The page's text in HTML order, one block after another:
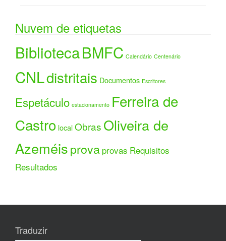
Nuvem de etiquetas
BibliotecaBMFC Calendário Centenário
CNLdistritais Documentos Escritores
Espetáculo estacionamento Ferreira de
Castro localObras Oliveira de
Azeméisprova provas Requisitos
Resultados
Traduzir